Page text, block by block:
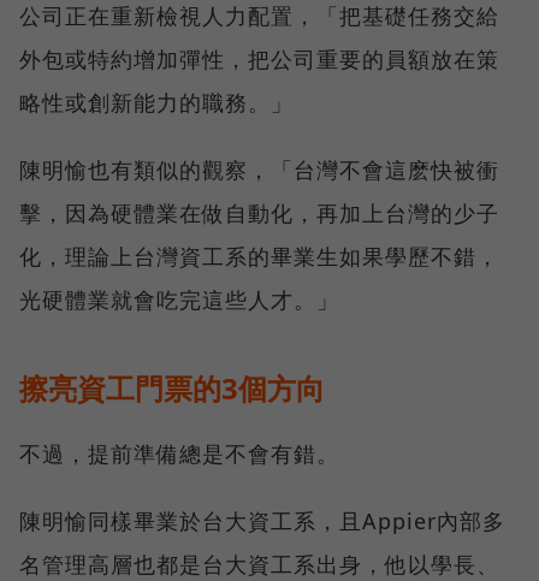
公司正在重新檢視人力配置，「把基礎任務交給
外包或特約增加彈性，把公司重要的員額放在策
略性或創新能力的職務。」
陳明愉也有類似的觀察，「台灣不會這麽快被衝
擊，因為硬體業在做自動化，再加上台灣的少子
化，理論上台灣資工系的畢業生如果學歷不錯，
光硬體業就會吃完這些人才。」
擦亮資工門票的3個方向
不過，提前準備總是不會有錯。
陳明愉同樣畢業於台大資工系，且Appier內部多
名管理高層也都是台大資工系出身，他以學長、